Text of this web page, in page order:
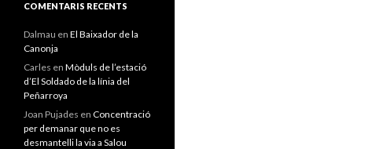
COMENTARIS RECENTS
Dalmau en El Baixador de la
Canonja
Carles en Mòduls de l’estació
d’El Soldado de la línia del
Peñarroya
Joan Pujades en Concentració
per demanar que no es
desmantelli la via a Salou